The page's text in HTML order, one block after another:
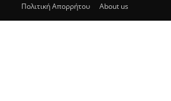
Πολιτική Απορρήτου
About us